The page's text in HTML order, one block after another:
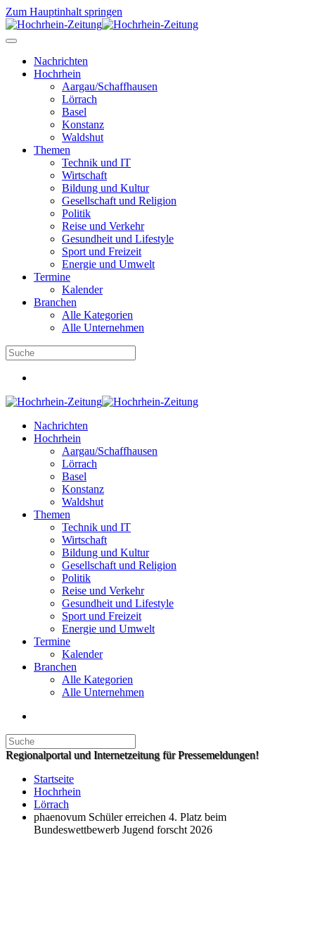
Zum Hauptinhalt springen
Nachrichten
Hochrhein
Aargau/Schaffhausen
Lörrach
Basel
Konstanz
Waldshut
Themen
Technik und IT
Wirtschaft
Bildung und Kultur
Gesellschaft und Religion
Politik
Reise und Verkehr
Gesundheit und Lifestyle
Sport und Freizeit
Energie und Umwelt
Termine
Kalender
Branchen
Alle Kategorien
Alle Unternehmen
Nachrichten
Hochrhein
Aargau/Schaffhausen
Lörrach
Basel
Konstanz
Waldshut
Themen
Technik und IT
Wirtschaft
Bildung und Kultur
Gesellschaft und Religion
Politik
Reise und Verkehr
Gesundheit und Lifestyle
Sport und Freizeit
Energie und Umwelt
Termine
Kalender
Branchen
Alle Kategorien
Alle Unternehmen
Regionalportal und Internetzeitung für Pressemeldungen!
Startseite
Hochrhein
Lörrach
phaenovum Schüler erreichen 4. Platz beim
Bundeswettbewerb Jugend forscht 2026